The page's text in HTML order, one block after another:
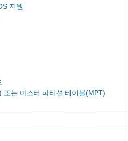
지원
또는 마스터 파티션 테이블(MPT)